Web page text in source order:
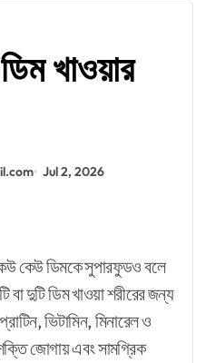
খাওয়ার
Jul 2, 2026
দুটি ডিম খাওয়া শরীরের জন্য
ভিটামিন, মিনারেল ও
শক্তি জোগায় এবং সামগ্রিক